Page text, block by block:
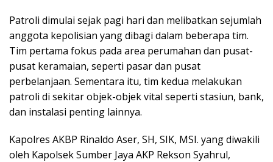
Patroli dimulai sejak pagi hari dan melibatkan sejumlah
anggota kepolisian yang dibagi dalam beberapa tim.
Tim pertama fokus pada area perumahan dan pusat-
pusat keramaian, seperti pasar dan pusat
perbelanjaan. Sementara itu, tim kedua melakukan
patroli di sekitar objek-objek vital seperti stasiun, bank,
dan instalasi penting lainnya.
Kapolres AKBP Rinaldo Aser, SH, SIK, MSI. yang diwakili
oleh Kapolsek Sumber Jaya AKP Rekson Syahrul,